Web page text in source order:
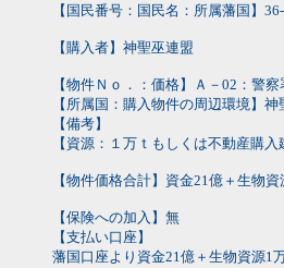
【国民番号：国民名：所属藩国】
【購入者】神聖巫連盟
【物件Ｎｏ．：価格】Ａ－02：警
【所属国：購入物件の周辺環境】
【備考】
【資源：１万ｔもしくは不動産購入
【物件価格合計】資金21億＋生物資
【保険への加入】無
【支払い口座】
藩国口座より資金21億＋生物資源1万